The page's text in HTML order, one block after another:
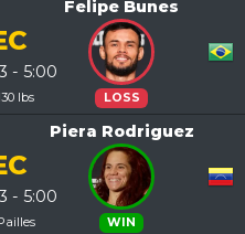
Felipe Bunes
LOSS
- 5:00
lbs
Piera Rodriguez
WIN
- 5:00